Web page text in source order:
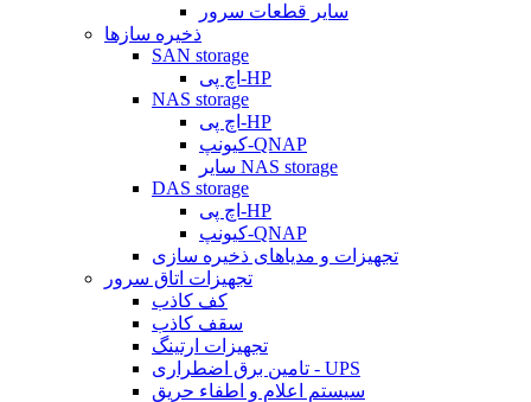
سایر قطعات سرور
ذخیره سازها
SAN storage
اچ پی-HP
NAS storage
اچ پی-HP
کیونپ-QNAP
سایر NAS storage
DAS storage
اچ پی-HP
کیونپ-QNAP
تجهیزات و مدیاهای ذخیره سازی
تجهیزات اتاق سرور
کف کاذب
سقف کاذب
تجهیزات ارتینگ
تامین برق اضطراری - UPS
سیستم اعلام و اطفاء حریق